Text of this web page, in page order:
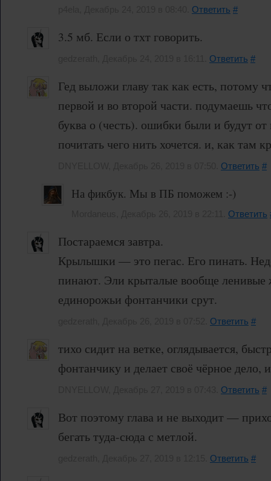
Ответить #
3.5 мб. Если о тхт говорить.
Ответить #
Гед выложи главу так как есть, потому
первой и во второй части. подумаешь
буква о (честь). ошибки были и будут от
почитать чего нить хочется. и, как там
Ответить #
На фикбук. Мы в ПБ поможем :-)
Ответить
Постараемся завтра.
Крылышки — это пегас. Его пинать.
пинают. Эли крыталые вообще
единорожьи фонтанчики срут.
Ответить #
тихо сидит на ветке, оглядывается,
фонтанчику и делает своё чёрное дело,
Ответить #
Вот поэтому глава и не выходит —
бегать туда-сюда с метлой.
Ответить #